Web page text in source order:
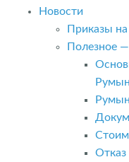
Новости
Приказы
Полезное
Отказ